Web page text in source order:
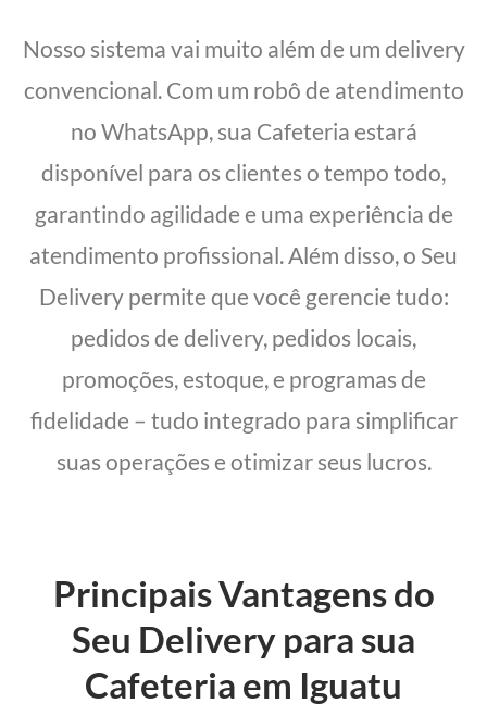
Nosso sistema vai muito além de um delivery
convencional. Com um robô de atendimento
no WhatsApp, sua Cafeteria estará
disponível para os clientes o tempo todo,
garantindo agilidade e uma experiência de
atendimento profissional. Além disso, o Seu
Delivery permite que você gerencie tudo:
pedidos de delivery, pedidos locais,
promoções, estoque, e programas de
fidelidade – tudo integrado para simplificar
suas operações e otimizar seus lucros.
Principais Vantagens do
Seu Delivery para sua
Cafeteria em Iguatu